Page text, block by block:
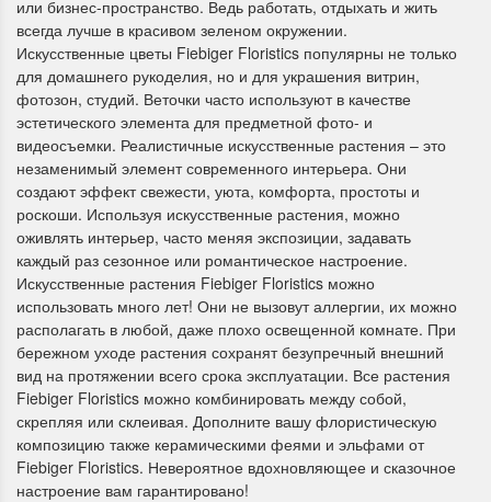
Ларина Евгения
1 апреля 2026 14:55
Красивый
комплектация
Ларина
или бизнес-пространство. Ведь работать, отдыхать и жить
всегда лучше в красивом зеленом окружении.
Искусственные цветы Fiebiger Floristics популярны не только
для домашнего рукоделия, но и для украшения витрин,
фотозон, студий. Веточки часто используют в качестве
эстетического элемента для предметной фото- и
видеосъемки. Реалистичные искусственные растения – это
незаменимый элемент современного интерьера. Они
создают эффект свежести, уюта, комфорта, простоты и
роскоши. Используя искусственные растения, можно
оживлять интерьер, часто меняя экспозиции, задавать
каждый раз сезонное или романтическое настроение.
Искусственные растения Fiebiger Floristics можно
использовать много лет! Они не вызовут аллергии, их можно
располагать в любой, даже плохо освещенной комнате. При
бережном уходе растения сохранят безупречный внешний
вид на протяжении всего срока эксплуатации. Все растения
Fiebiger Floristics можно комбинировать между собой,
скрепляя или склеивая. Дополните вашу флористическую
композицию также керамическими феями и эльфами от
Fiebiger Floristics. Невероятное вдохновляющее и сказочное
настроение вам гарантировано!